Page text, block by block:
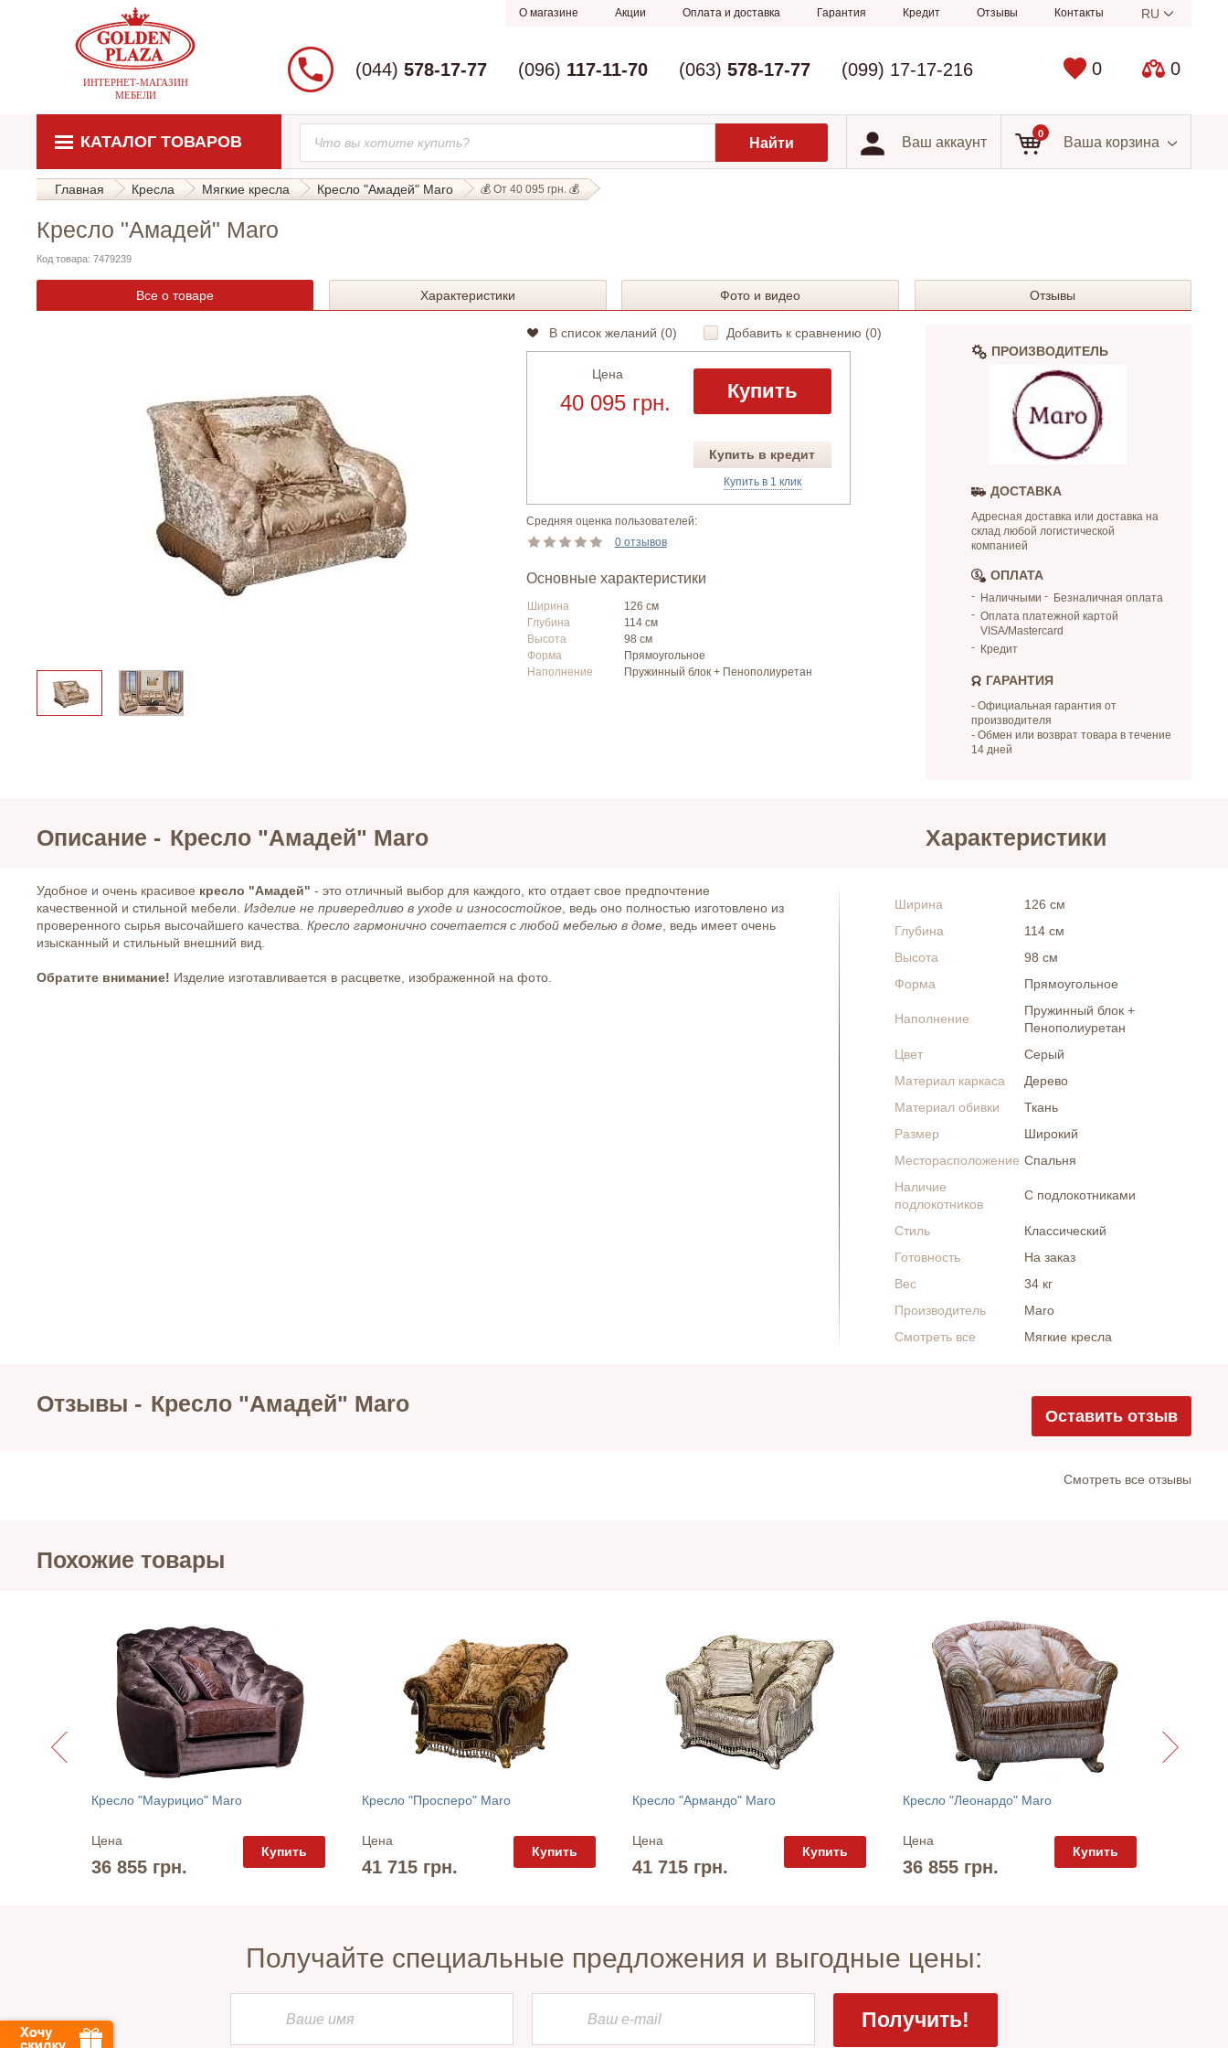
ИНТЕРНЕТ-МАГАЗИН
МЕБЕЛИ
О магазине Акции Оплата и доставка Гарантия Кредит Отзывы Контакты RU
0 0
(044) 578-17-77 (096) 117-11-70 (063) 578-17-77 (099) 17-17-216
КАТАЛОГ ТОВАРОВ Ваш аккаунт
0
Ваша корзина
Главная Кресла Мягкие кресла Кресло "Амадей" Maro 💰 От 40 095 грн. 💰
Кресло "Амадей" Maro
Код товара: 7479239
Все о товаре Характеристики Фото и видео Отзывы
В список желаний (0) Добавить к сравнению (0)
Цена
40 095 грн. Купить
Купить в кредит
Купить в 1 клик
Средняя оценка пользователей:
0 отзывов
Основные характеристики
Ширина
126 см
Глубина
114 см
Высота
98 см
Форма
Прямоугольное
Наполнение
Пружинный блок + Пенополиуретан
ПРОИЗВОДИТЕЛЬ
ДОСТАВКА
Адресная доставка или доставка на
склад любой логистической
компанией
ОПЛАТА
Наличными
Безналичная оплата
Оплата платежной картой
VISA/Mastercard
Кредит
ГАРАНТИЯ
- Официальная гарантия от
производителя
- Обмен или возврат товара в течение
14 дней
Описание - Кресло "Амадей" Maro Характеристики
Удобное и очень красивое кресло "Амадей" - это отличный выбор для каждого, кто отдает свое предпочтение
качественной и стильной мебели. Изделие не привередливо в уходе и износостойкое , ведь оно полностью изготовлено из
проверенного сырья высочайшего качества. Кресло гармонично сочетается с любой мебелью в доме , ведь имеет очень
изысканный и стильный внешний вид.
Обратите внимание! Изделие изготавливается в расцветке, изображенной на фото.
Ширина
126 см
Глубина
114 см
Высота
98 см
Форма
Прямоугольное
Наполнение
Пружинный блок +
Пенополиуретан
Цвет
Серый
Материал каркаса
Дерево
Материал обивки
Ткань
Размер
Широкий
Месторасположение Спальня
Наличие
подлокотников
С подлокотниками
Стиль
Классический
Готовность
На заказ
Вес
34 кг
Производитель
Maro
Смотреть все
Мягкие кресла
Отзывы - Кресло "Амадей" Maro Оставить отзыв
Cмотреть все отзывы
Похожие товары
Кресло "Маурицио" Maro
Цена
36 855 грн.
Купить
Кресло "Просперо" Maro
Цена
41 715 грн.
Купить
Кресло "Армандо" Maro
Цена
41 715 грн.
Купить
Кресло "Леонардо" Maro
Цена
36 855 грн.
Купить
Получайте специальные предложения и выгодные цены: